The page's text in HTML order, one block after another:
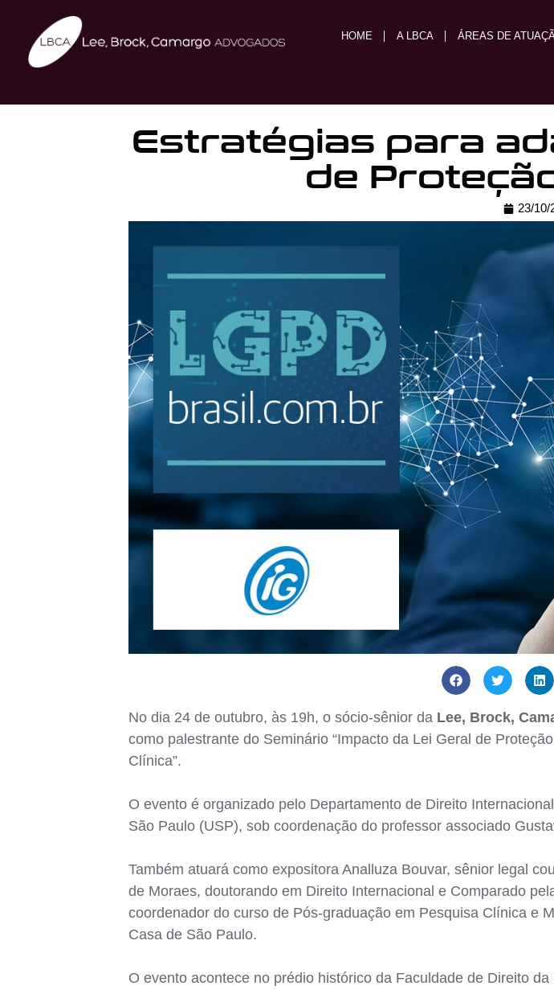
HOME A LBCA ÁREAS DE
Estratégias para
de
23/10/
No dia 24 de outubro, às 19h, o sócio-sênior da Lee, Brock,
como palestrante do Seminário “Impacto da Lei Geral de
Clínica”.
O evento é organizado pelo Departamento de Direito
São Paulo (USP), sob coordenação do professor associado
Também atuará como expositora Analluza Bouvar, sênior legal
de Moraes, doutorando em Direito Internacional e Comparado
coordenador do curso de Pós-graduação em Pesquisa Clínica e
Casa de São Paulo.
O evento acontece no prédio histórico da Faculdade de Direito